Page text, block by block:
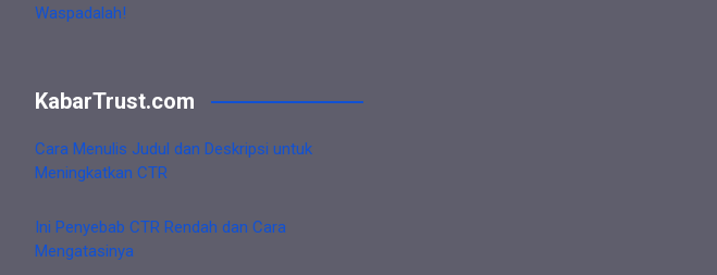
Waspadalah!
KabarTrust.com
Cara Menulis Judul dan Deskripsi untuk
Meningkatkan CTR
Ini Penyebab CTR Rendah dan Cara
Mengatasinya